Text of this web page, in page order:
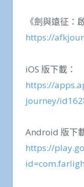
《劍與遠征：
https://
iOS 版下載：
https://
journey/
Android 版下
https://